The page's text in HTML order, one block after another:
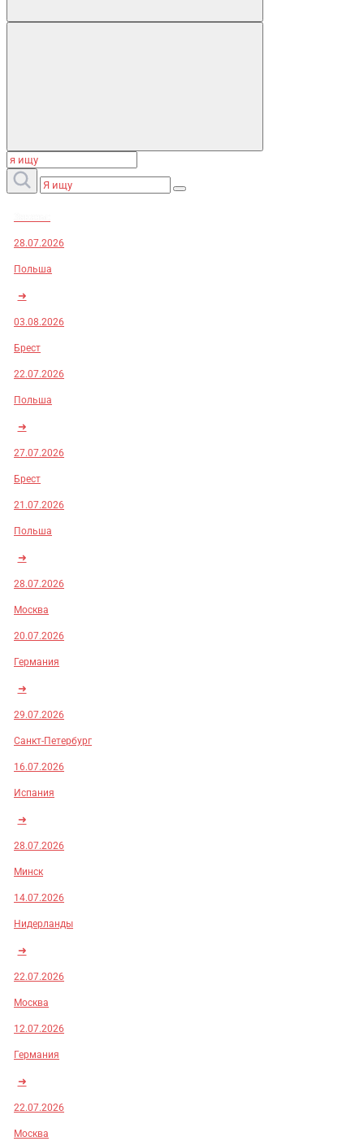
28.07.2026
Польша
➜
03.08.2026
Брест
22.07.2026
Польша
➜
27.07.2026
Брест
21.07.2026
Польша
➜
28.07.2026
Москва
20.07.2026
Германия
➜
29.07.2026
Санкт-Петербург
16.07.2026
Испания
➜
28.07.2026
Минск
14.07.2026
Нидерланды
➜
22.07.2026
Москва
12.07.2026
Германия
➜
22.07.2026
Москва